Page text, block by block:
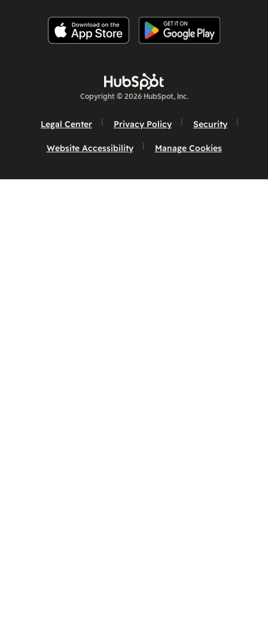
Copyright © 2026 HubSpot, Inc.
Legal Center Privacy Policy Security
Website Accessibility Manage Cookies